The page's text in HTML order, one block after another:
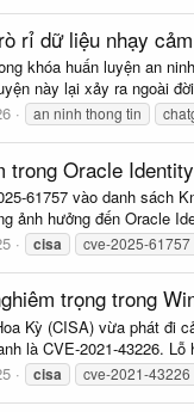
rỉ dữ liệu nhạy
khóa huấn luyện an
này lại xảy ra ngoài
an ninh thong tin
trong Oracle
61757 vào danh sách
ảnh hưởng đến Oracle
cisa cve-2025-61757
trọng trong
Kỳ (CISA) vừa phát đi
là CVE-2021-43226.
cisa cve-2021-43226